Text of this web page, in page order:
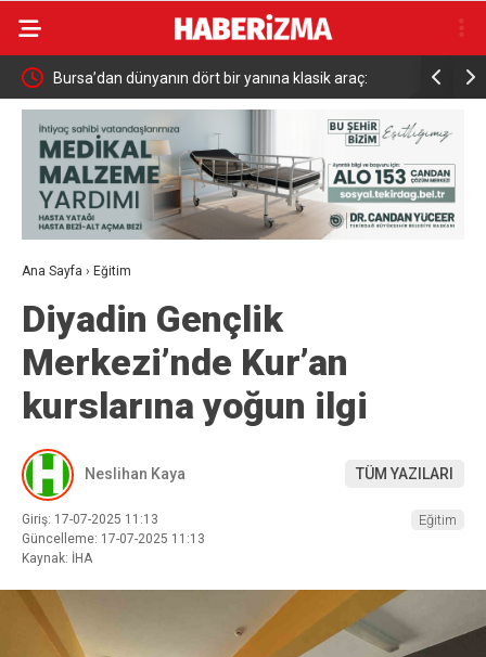
klasik araç:
tekrar
Kahramanmaraş’ta Ağustos Fuarında Funda Arar
konseri
Ana Sayfa › Eğitim
Diyadin Gençlik
Merkezi’nde Kur’an
kurslarına yoğun ilgi
Neslihan Kaya TÜM YAZILARI
Giriş: 17-07-2025 11:13
Güncelleme: 17-07-2025 11:13
Kaynak: İHA
Eğitim